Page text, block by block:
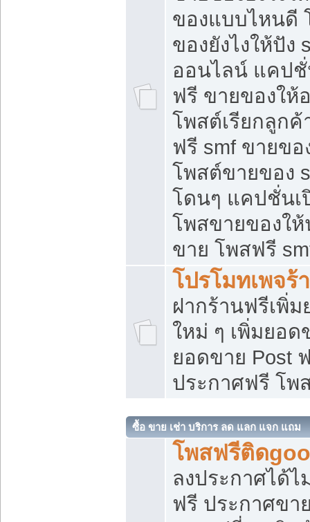
ของแบบไหนดี
ของยังไงให้ปั
ออนไลน์ แคป
ฟรี ขายของให้
โพสต์เรียกลูกค้
ฟรี smf ขายขอ
โพสต์ขายของ
โดนๆ แคปชั่นเ
โพสขายของใ
ขาย โพสฟรี
โปรโมทเพจร้
ฝากร้านฟรีเพิ่
ใหม่ ๆ เพิ่มยอด
ยอดขาย Post
ประกาศฟรี โพ
ซื้อ ขาย เช่า บริการ ลด แลก แจก แถม
โพสฟรีติด
ลงประกาศได้
ฟรี ประกาศข